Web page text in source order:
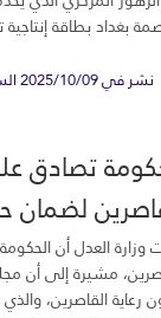
بغداد بطاقة إنتاجية
نشر في 2025/10/09 الساعة 1:13 م
تصادق
لضمان
وزارة العدل أن
مشيرة إلى أن
رعاية القاصرين،